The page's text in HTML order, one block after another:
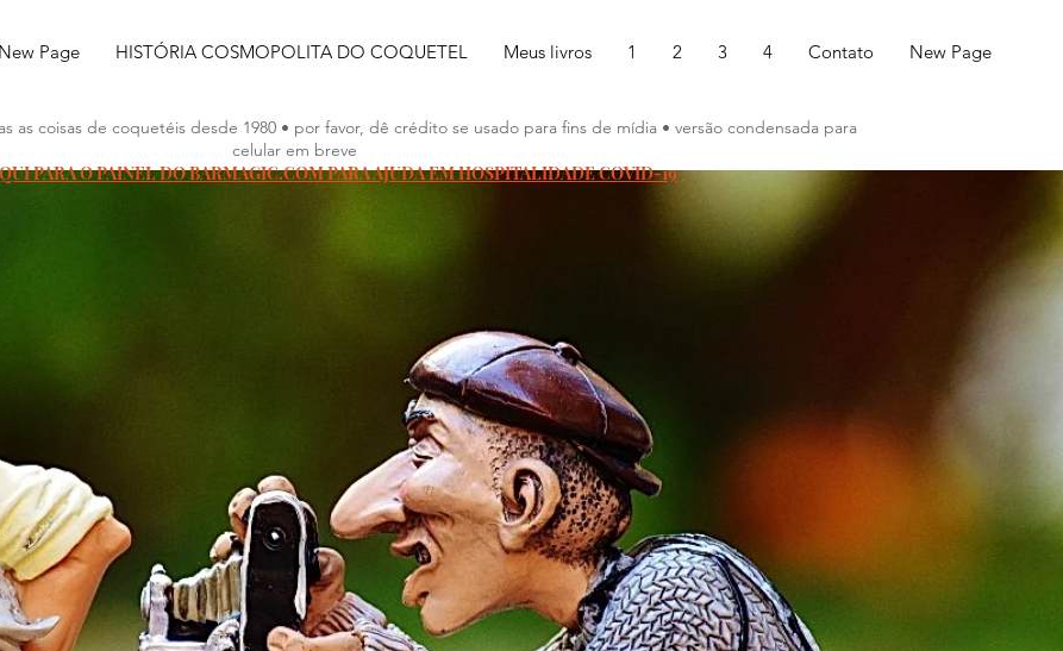
New Page HISTÓRIA COSMOPOLITA DO COQUETEL Meus livros 1 2 3 4 Contato New Page
as coisas de coquetéis desde 1980 • por favor, dê crédito se usado para fins de mídia • versão condensada para
celular em breve
PARA O PAINEL DO BARMAGIC.COM PARA AJUDA EM HOSPITALIDADE COVID-19